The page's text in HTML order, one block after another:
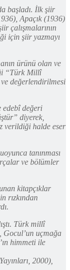
başladı. İlk şiir
Apaçık (1936)
çalışmalarının
için şiir yazmayı
ürünü olan ve
“Türk Millî
ve değerlendirilmesi
edebî değeri
diyerek,
verildiği halde eser
tanınması
ve bölümler
kitapçıklar
rızkından
Türk millî
Gocul’un uçmağa
himmeti ile
2000),